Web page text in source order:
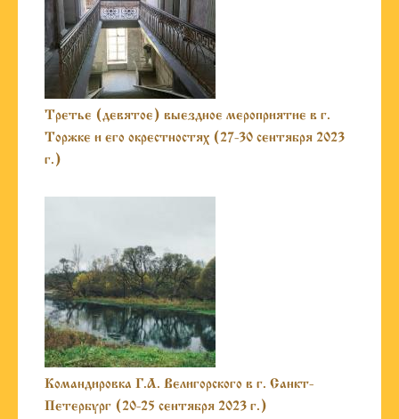
Третье (девятое) выездное мероприятие в г.
Торжке и его окрестностях (27-30 сентября 2023
г.)
Командировка Г.А. Велигорского в г. Санкт-
Петербург (20-25 сентября 2023 г.)